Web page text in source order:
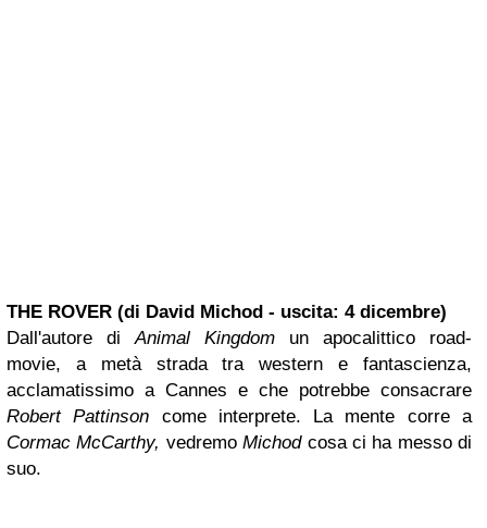
THE ROVER (di David Michod - uscita: 4 dicembre)
Dall'autore diAnimal Kingdom un apocalittico road-
movie, a metà strada tra western e fantascienza,
acclamatissimo a Cannes e che potrebbe consacrare
Robert Pattinson come interprete. La mente corre a
Cormac McCarthy, vedremoMichod cosa ci ha messo di
suo.